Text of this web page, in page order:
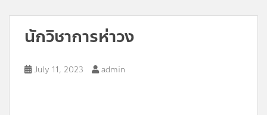
นักวิชาการห่าวง
July 11, 2023 admin